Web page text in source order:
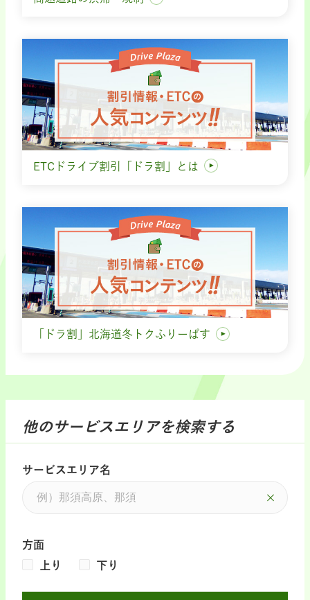
ETCドライブ割引「ドラ割」とは
「ドラ割」北海道冬トクふりーぱす
他のサービスエリアを検索する
サービスエリア名
方面
上り
下り